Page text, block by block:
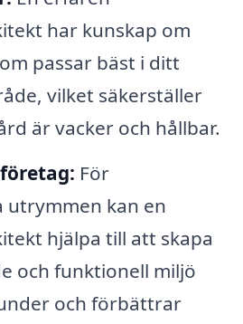
har kunskap om
passar bäst i ditt
vilket säkerställer
är vacker och hållbar.
För
utrymmen kan en
hjälpa till att skapa
och funktionell miljö
och förbättrar